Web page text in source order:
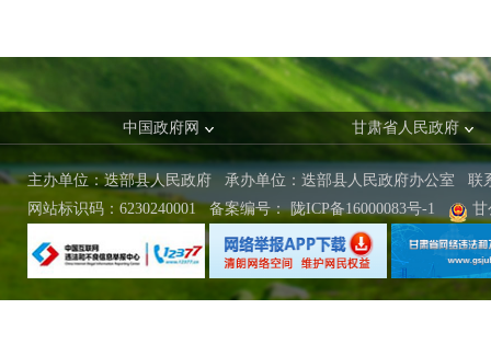
中国政府网 甘肃省人民政府
主办单位：迭部县人民政府 承办单位：迭部县人民政府办公室 联
网站标识码：6230240001
备案编号： 陇ICP备16000083号-1 甘